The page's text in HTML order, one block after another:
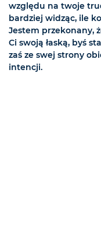
względu na twoje
bardziej widząc, ile
Jestem przekonany,
Ci swoją łaską, byś
zaś ze swej strony
intencji.